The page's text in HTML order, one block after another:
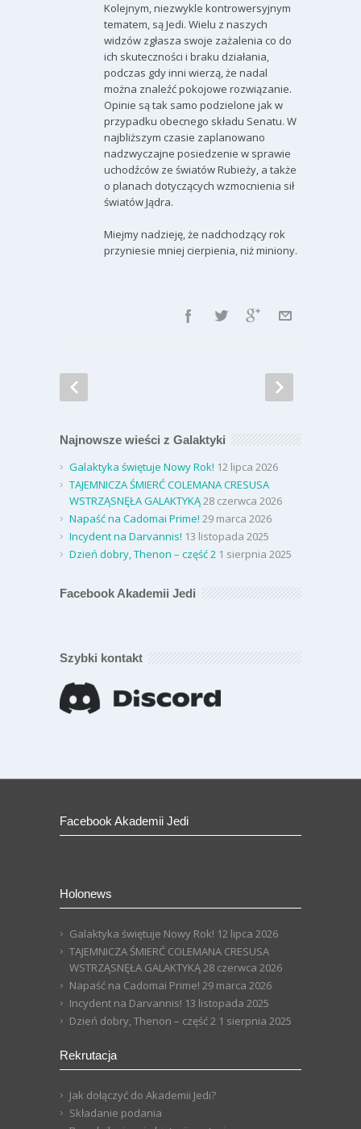
Kolejnym, niezwykle kontrowersyjnym
tematem, są Jedi. Wielu z naszych
widzów zgłasza swoje zażalenia co do
ich skuteczności i braku działania,
podczas gdy inni wierzą, że nadal
można znaleźć pokojowe rozwiązanie.
Opinie są tak samo podzielone jak w
przypadku obecnego składu Senatu. W
najbliższym czasie zaplanowano
nadzwyczajne posiedzenie w sprawie
uchodźców ze światów Rubieży, a także
o planach dotyczących wzmocnienia sił
światów Jądra.
Miejmy nadzieję, że nadchodzący rok
przyniesie mniej cierpienia, niż miniony.
Najnowsze wieści z Galaktyki
Galaktyka świętuje Nowy Rok! 12 lipca 2026
TAJEMNICZA ŚMIERĆ COLEMANA CRESUSA
WSTRZĄSNĘŁA GALAKTYKĄ28 czerwca 2026
Napaść na Cadomai Prime! 29 marca 2026
Incydent na Darvannis! 13 listopada 2025
Dzień dobry, Thenon – część 2 1 sierpnia 2025
Facebook Akademii Jedi
Szybki kontakt
Facebook Akademii Jedi
Holonews
Galaktyka świętuje Nowy Rok! 12 lipca 2026
TAJEMNICZA ŚMIERĆ COLEMANA CRESUSA
WSTRZĄSNĘŁA GALAKTYKĄ28 czerwca 2026
Napaść na Cadomai Prime! 29 marca 2026
Incydent na Darvannis! 13 listopada 2025
Dzień dobry, Thenon – część 2 1 sierpnia 2025
Rekrutacja
Jak dołączyć do Akademii Jedi?
Składanie podania